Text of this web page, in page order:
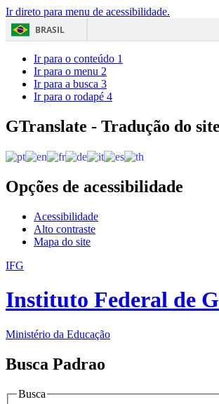
Ir direto para menu de acessibilidade.
BRASIL
Acesso à
Ir para o conteúdo 1
Ir para o menu 2
Ir para a busca 3
Ir para o rodapé 4
GTranslate - Tradução do site
Opções de acessibilidade
Acessibilidade
Alto contraste
Mapa do site
IFG
Instituto Federal de
Ministério da Educação
Busca Padrao
Busca